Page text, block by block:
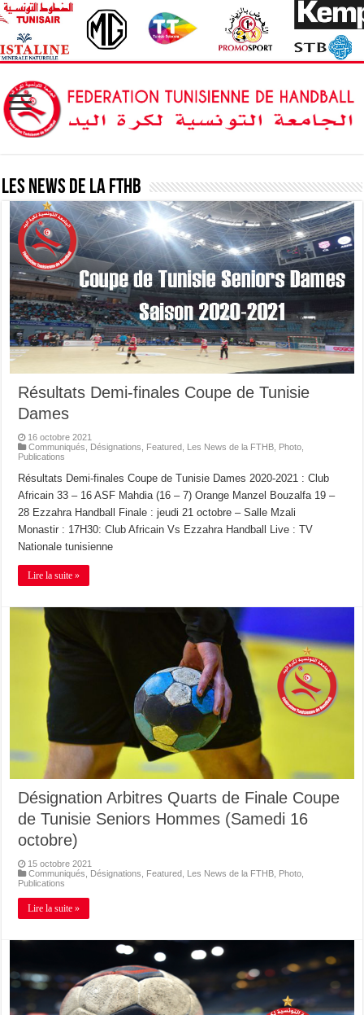
Les News de la FTHB
Résultats Demi-finales Coupe de Tunisie
Dames
16 octobre 2021
Communiqués
Désignations Featured Les News de la FTHB Photo
Publications
Résultats Demi-finales Coupe de Tunisie Dames 2020-2021 : Club
Africain 33 – 16 ASF Mahdia (16 – 7) Orange Manzel Bouzalfa 19 –
28 Ezzahra Handball Finale : jeudi 21 octobre – Salle Mzali
Monastir : 17H30: Club Africain Vs Ezzahra Handball Live : TV
Nationale tunisienne
Lire la suite »
Désignation Arbitres Quarts de Finale Coupe
de Tunisie Seniors Hommes (Samedi 16
octobre)
15 octobre 2021
Communiqués
Désignations Featured Les News de la FTHB Photo
Publications
Lire la suite »